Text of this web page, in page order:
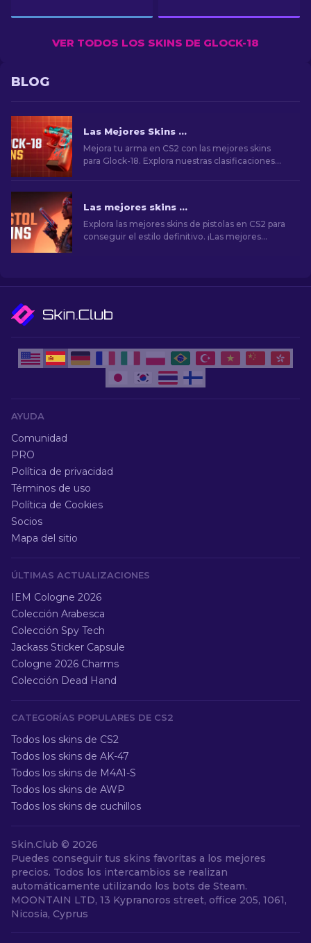
VER TODOS LOS SKINS DE GLOCK-18
BLOG
Las Mejores Skins de Glock-18 en CS2: Lista Completa (2026)
Mejora tu arma en CS2 con las mejores skins
para Glock-18. Explora nuestras clasificaciones
Las mejores skins de pistolas en CS2 [2026]
Explora las mejores skins de pistolas en CS2 para
conseguir el estilo definitivo. ¡Las mejores
AYUDA
Comunidad
PRO
Política de privacidad
Términos de uso
Política de Cookies
Socios
Mapa del sitio
ÚLTIMAS ACTUALIZACIONES
IEM Cologne 2026
Colección Arabesca
Colección Spy Tech
Jackass Sticker Capsule
Cologne 2026 Charms
Colección Dead Hand
CATEGORÍAS POPULARES DE CS2
Todos los skins de CS2
Todos los skins de AK-47
Todos los skins de M4A1-S
Todos los skins de AWP
Todos los skins de cuchillos
Skin.Club © 2026
Puedes conseguir tus skins favoritas a los mejores
precios. Todos los intercambios se realizan
automáticamente utilizando los bots de Steam.
MOONTAIN LTD, 13 Kypranoros street, office 205, 1061,
Nicosia, Cyprus